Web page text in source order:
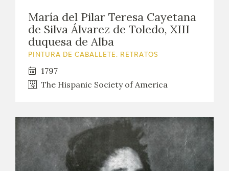
María del Pilar Teresa Cayetana
de Silva Álvarez de Toledo, XIII
duquesa de Alba
PINTURA DE CABALLETE. RETRATOS
1797
The Hispanic Society of America